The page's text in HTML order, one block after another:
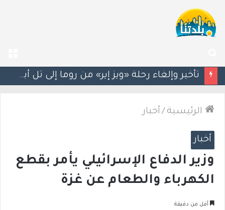
عن
تأخير وإلغاء رحلة «ويز إير» من روما إلى تل أبيب بعد طلب مسافر النزول خشية انتهاك السبت
الرئيسية / أخبار
أخبار
وزير الدفاع الإسرائيلي يأمر بقطع
الكهرباء والطعام عن غزة
أقل من دقيقة